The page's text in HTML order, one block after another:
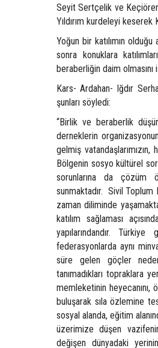
Seyit Sertçelik ve Keçiören
Yıldırım kurdeleyi keserek
Yoğun bir katılımın
sonra konuklara
beraberliğin daim olmasını
Kars- Ardahan- Iğdır
şunları söyledi:
“Birlik ve beraberlik
derneklerin
gelmiş
Bölgenin sosyo kültürel
sorunlarına da çözüm
sunmaktadır. Sivil Toplum
zaman diliminde
katılım sağlaması
yapılarındandır.
federasyonlarda aynı
süre gelen göçler
tanımadıkları topraklara
memleketinin heyecanını,
buluşarak sıla özlemine
sosyal alanda, eğitim
üzerimize düşen
değişen dünyadaki